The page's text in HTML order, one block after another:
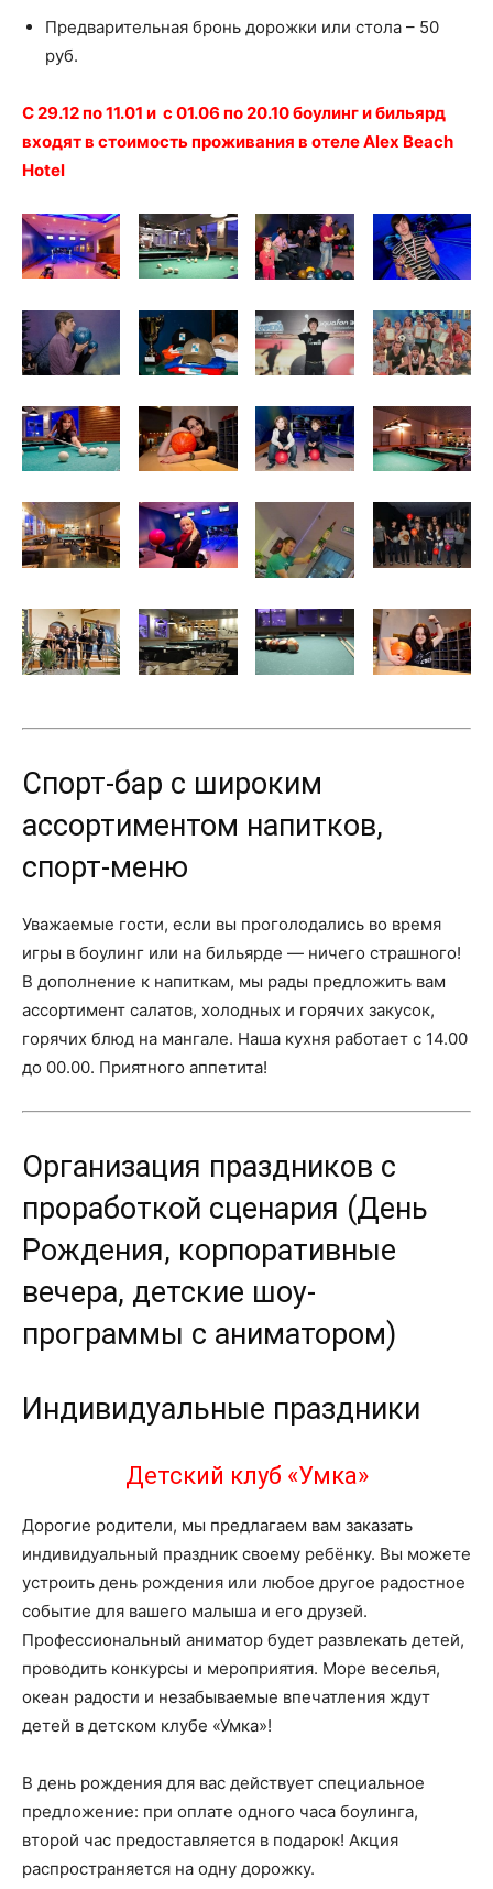
Предварительная бронь дорожки или стола – 50
руб.
С 29.12 по 11.01 и с 01.06 по 20.10 боулинг и бильярд
входят в стоимость проживания в отеле Alex Beach
Hotel
Спорт-бар с широким
ассортиментом напитков,
спорт-меню
Уважаемые гости, если вы проголодались во время
игры в боулинг или на бильярде — ничего страшного!
В дополнение к напиткам, мы рады предложить вам
ассортимент салатов, холодных и горячих закусок,
горячих блюд на мангале. Наша кухня работает с 14.00
до 00.00. Приятного аппетита!
Организация праздников с
проработкой сценария (День
Рождения, корпоративные
вечера, детские шоу-
программы с аниматором)
Индивидуальные праздники
Детский клуб «Умка»
Дорогие родители, мы предлагаем вам заказать
индивидуальный праздник своему ребёнку. Вы можете
устроить день рождения или любое другое радостное
событие для вашего малыша и его друзей.
Профессиональный аниматор будет развлекать детей,
проводить конкурсы и мероприятия. Море веселья,
океан радости и незабываемые впечатления ждут
детей в детском клубе «Умка»!
В день рождения для вас действует специальное
предложение: при оплате одного часа боулинга,
второй час предоставляется в подарок! Акция
распространяется на одну дорожку.